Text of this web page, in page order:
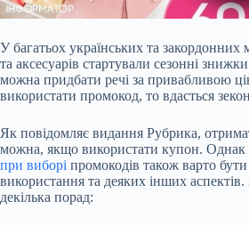
У багатьох українських та закордонних
та аксесуарів стартували сезонні
можна придбати речі за привабливою
використати промокод, то вдасться
Як повідомляє видання Рубрика,
можна, якщо використати купон. Однак
при виборі промокодів також варто
використання та деяких інших
декілька порад: